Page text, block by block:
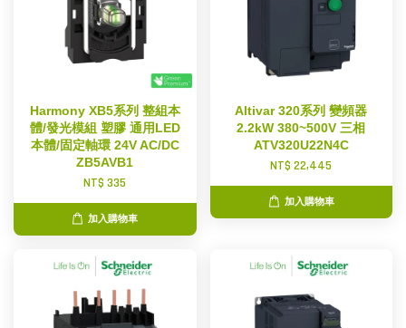
Harmony XB5系列 整組本
體/發光模組 塑膠 通用LED
本體/固定軸環 24V AC/DC
ZB5AVB1
NT$ 335
加入購物車
Altivar 320系列 變頻器
2.2kW 380~500V 三相
ATV320U22N4C
NT$ 22,445
加入購物車